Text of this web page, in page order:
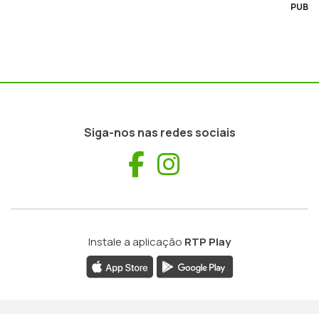
PUB
Siga-nos nas redes sociais
Facebook
Instale a aplicação RTP Play